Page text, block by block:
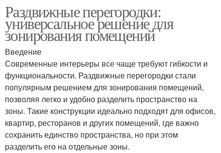
Раздвижные перегородки:
универсальное решение для
зонирования помещений
Введение
Современные интерьеры все чаще требуют гибкости и
функциональности. Раздвижные перегородки стали
популярным решением для зонирования помещений,
позволяя легко и удобно разделить пространство на
зоны. Такие конструкции идеально подходят для офисов,
квартир, ресторанов и других помещений, где важно
сохранить единство пространства, но при этом
разделить его на отдельные зоны.